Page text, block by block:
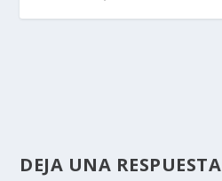
DEJA UNA RESPUESTA